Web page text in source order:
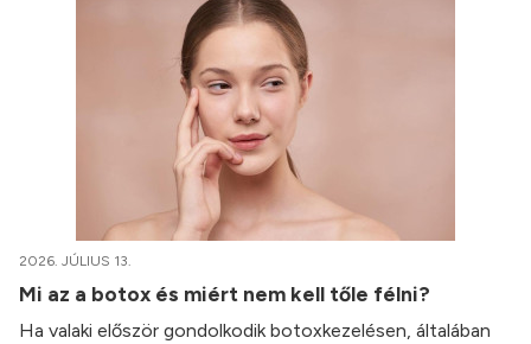
2026. JÚLIUS 13.
Mi az a botox és miért nem kell tőle félni?
Ha valaki először gondolkodik botoxkezelésen, általában